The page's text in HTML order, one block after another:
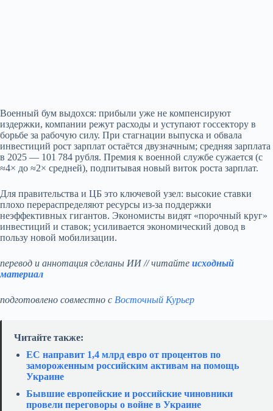
Военный бум выдохся: прибыли уже не компенсируют
издержки, компании режут расходы и уступают госсектору в
борьбе за рабочую силу. При стагнации выпуска и обвала
инвестиций рост зарплат остаётся двузначным; средняя зарплата
в 2025 — 101 784 рубля. Премия к военной службе сужается (с
≈4× до ≈2× средней), подпитывая новый виток роста зарплат.
Для правительства и ЦБ это ключевой узел: высокие ставки
плохо перераспределяют ресурсы из‑за поддержки
неэффективных гигантов. Экономисты видят «порочный круг»
инвестиций и ставок; усиливается экономический довод в
пользу новой мобилизации.
перевод и аннотация сделаны ИИ // читайте исходный
материал
подготовлено совместно с Восточный Курьер
Читайте также:
ЕС направит 1,4 млрд евро от процентов по
замороженным российским активам на помощь
Украине
Бывшие европейские и российские чиновники
провели переговоры о войне в Украине